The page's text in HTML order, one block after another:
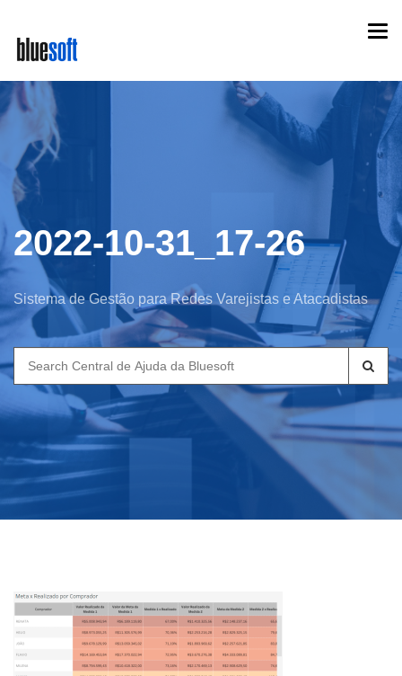
main
content
2022-10-31_17-26
Sistema de Gestão para Redes Varejistas e Atacadistas
Search
for: